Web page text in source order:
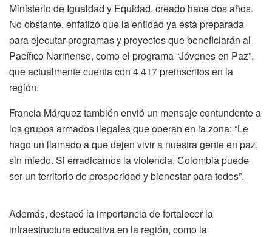
Ministerio de Igualdad y Equidad, creado hace dos años.
No obstante, enfatizó que la entidad ya está preparada
para ejecutar programas y proyectos que beneficiarán al
Pacífico Nariñense, como el programa “Jóvenes en Paz”,
que actualmente cuenta con 4.417 preinscritos en la
región.
Francia Márquez también envió un mensaje contundente a
los grupos armados ilegales que operan en la zona: “Le
hago un llamado a que dejen vivir a nuestra gente en paz,
sin miedo. Si erradicamos la violencia, Colombia puede
ser un territorio de prosperidad y bienestar para todos”.
Además, destacó la importancia de fortalecer la
infraestructura educativa en la región, como la